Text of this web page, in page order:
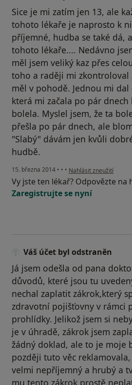
Sice je mi zatím jen 13, ale
tohoto lékaře je naprosto k
příjemné, hudba se také dá,
tohoto lékaře.... Nedávno
měl jsem veliký kaz přes
toho a raději mi zkontroloval
měl v pohodě. Jednou mi
která mi začala po pár
bolela. Myslel jsem, že ta
přešla po pár dnech, ale
"Slabý" dávám jen kvůli
hudbě.
15. března 2014 • • • podle názoru uživatele
Nahlásit zneužití
Vy jste ten lékař? Odpovězte na
Zaregistrujte se nyní
Váš účet byl odstraněn
Já jsem odešla od pana
důvodů, které jsou tu
nechal zaplatit zákrok,který
zdravotní pojišťovny v rámci
prohlídky. Jelikož jsem si
je v úhradě, zákrok jsem
žádný doklad, ale to je moje
později tuto věc
velmi nepříjemný a hrubý a